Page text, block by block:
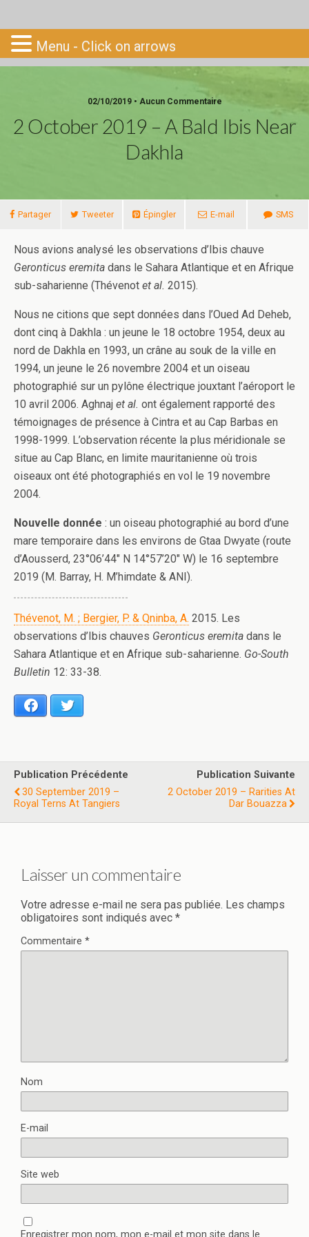
Go-South
02/10/2019 • Aucun Commentaire
2 October 2019 – A Bald Ibis Near
Dakhla
Partager Tweeter Épingler E-mail SMS
Nous avions analysé les observations d’Ibis chauve
Geronticus eremita dans le Sahara Atlantique et en Afrique
sub-saharienne (Thévenot et al. 2015).
Nous ne citions que sept données dans l’Oued Ad Deheb,
dont cinq à Dakhla : un jeune le 18 octobre 1954, deux au
nord de Dakhla en 1993, un crâne au souk de la ville en
1994, un jeune le 26 novembre 2004 et un oiseau
photographié sur un pylône électrique jouxtant l’aéroport le
10 avril 2006. Aghnaj et al. ont également rapporté des
témoignages de présence à Cintra et au Cap Barbas en
1998-1999. L’observation récente la plus méridionale se
situe au Cap Blanc, en limite mauritanienne où trois
oiseaux ont été photographiés en vol le 19 novembre
2004.
Nouvelle donnée : un oiseau photographié au bord d’une
mare temporaire dans les environs de Gtaa Dwyate (route
d’Aousserd, 23°06’44″ N 14°57’20″ W) le 16 septembre
2019 (M. Barray, H. M’himdate & ANI).
Thévenot, M. ; Bergier, P. & Qninba, A. 2015. Les
observations d’Ibis chauves Geronticus eremita dans le
Sahara Atlantique et en Afrique sub-saharienne. Go-South
Bulletin 12: 33-38.
Facebook
Publication Précédente
30 September 2019 –
Royal Terns At Tangiers
Publication Suivante
2 October 2019 – Rarities At
Dar Bouazza
Laisser un commentaire
Votre adresse e-mail ne sera pas publiée. Les champs
obligatoires sont indiqués avec *
Commentaire *
Nom
E-mail
Site web
Enregistrer mon nom, mon e-mail et mon site dans le
Menu - Click on arrows